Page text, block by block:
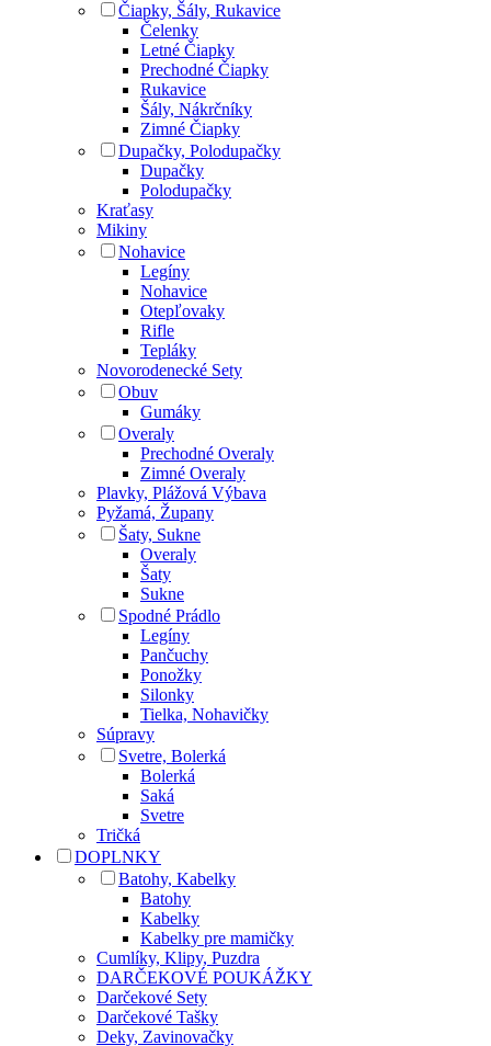
Čiapky, Šály, Rukavice
Čelenky
Letné Čiapky
Prechodné Čiapky
Rukavice
Šály, Nákrčníky
Zimné Čiapky
Dupačky, Polodupačky
Dupačky
Polodupačky
Kraťasy
Mikiny
Nohavice
Legíny
Nohavice
Otepľovaky
Rifle
Tepláky
Novorodenecké Sety
Obuv
Gumáky
Overaly
Prechodné Overaly
Zimné Overaly
Plavky, Plážová Výbava
Pyžamá, Župany
Šaty, Sukne
Overaly
Šaty
Sukne
Spodné Prádlo
Legíny
Pančuchy
Ponožky
Silonky
Tielka, Nohavičky
Súpravy
Svetre, Bolerká
Bolerká
Saká
Svetre
Tričká
DOPLNKY
Batohy, Kabelky
Batohy
Kabelky
Kabelky pre mamičky
Cumlíky, Klipy, Puzdra
DARČEKOVÉ POUKÁŽKY
Darčekové Sety
Darčekové Tašky
Deky, Zavinovačky